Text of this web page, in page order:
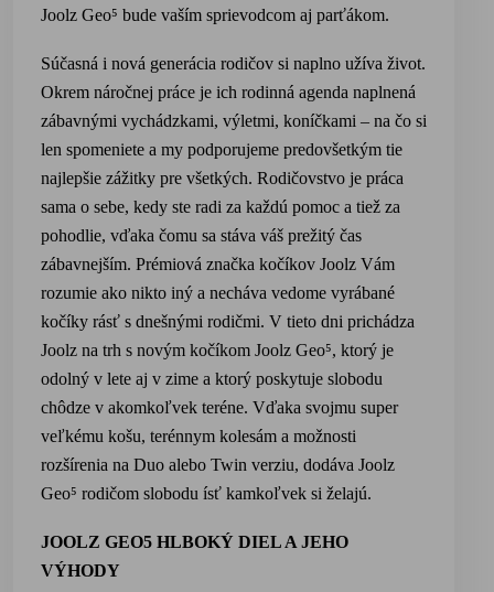
Joolz Geo⁵ bude vaším sprievodcom aj parťákom.
Súčasná i nová generácia rodičov si naplno užíva život.
Okrem náročnej práce je ich rodinná agenda naplnená
zábavnými vychádzkami, výletmi, koníčkami – na čo si
len spomeniete a my podporujeme predovšetkým tie
najlepšie zážitky pre všetkých. Rodičovstvo je práca
sama o sebe, kedy ste radi za každú pomoc a tiež za
pohodlie, vďaka čomu sa stáva váš prežitý čas
zábavnejším. Prémiová značka kočíkov Joolz Vám
rozumie ako nikto iný a necháva vedome vyrábané
kočíky rásť s dnešnými rodičmi. V tieto dni prichádza
Joolz na trh s novým kočíkom Joolz Geo⁵, ktorý je
odolný v lete aj v zime a ktorý poskytuje slobodu
chôdze v akomkoľvek teréne. Vďaka svojmu super
veľkému košu, terénnym kolesám a možnosti
rozšírenia na Duo alebo Twin verziu, dodáva Joolz
Geo⁵ rodičom slobodu ísť kamkoľvek si želajú.
JOOLZ GEO5 HLBOKÝ DIEL A JEHO
VÝHODY